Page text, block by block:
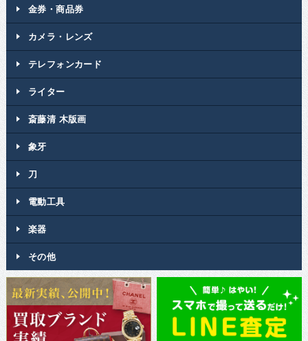
金券・商品券
カメラ・レンズ
テレフォンカード
ライター
斎藤清 木版画
象牙
刀
電動工具
楽器
その他